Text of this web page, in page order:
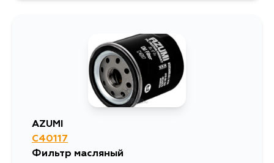
AZUMI
C40117
Фильтр масляный